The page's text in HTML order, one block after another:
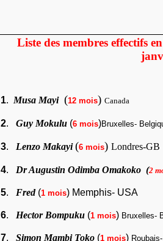
Liste des membres effectifs
1. Musa Mayi (12 mois) Canada
2. Guy Mokulu (6 mois)Bruxelles-
3. Lenzo Makayi (6 mois) Londres-GB
4. Dr Augustin Odimba Omakoko (2
5. Fred (1 mois) Memphis- USA
6. Hector Bompuku (1 mois) Bruxelles-
7. Simon Mambi Toko (1 mois)